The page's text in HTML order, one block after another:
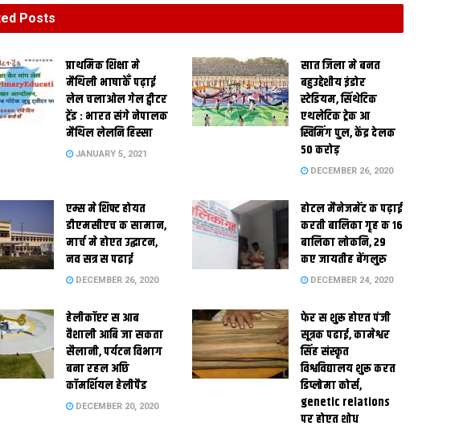
Posts
प्राथमिक शि‍क्षा मे
मैथि‍ली भाषाकेँ पढ़ाई
लेल चलाओल गेल ट्वीटर
ट्रेंड : भारत संगे नेपालक
मैथिल लेलनि हिस्सा
JANUARY 5, 2021
सात जिला मे बनत
बहुउद्देशीय इंडोर
स्‍टेडि‍यम, सिंथेटिक
एथलेटिक ट्रेक आ
स्विमिंग पुल, केंद्र देलक
50 करोड़
DECEMBER 26, 2020
एम्स मे शिफ्ट होयत
डीएमसीएच क सामान,
मार्च मे होएत उद्घाटन,
नव सत्र स पढाई
DECEMBER 26, 2020
होटल मैनेजमेंट क पढ़ाई
करती बालिका गृह क 16
बालिका लोकनि, 29
कए जायतीह बेंगलुरु
DECEMBER 24, 2020
हेलीकॉप्टर स आब
वैशाली आबि जा सकता
सैलानी, पर्यटन विभाग
बना रहल अछि
कॉमर्शियल हेलीपैड
DECEMBER 20, 2020
फेर स शुरू होएत पंजी
सूत्रक पढाई, कामेश्वर
सिंह संस्कृत
विश्वविद्यालय शुरू करत
डिप्लोमा कोर्स,
genetic relations
पर होएत शोध